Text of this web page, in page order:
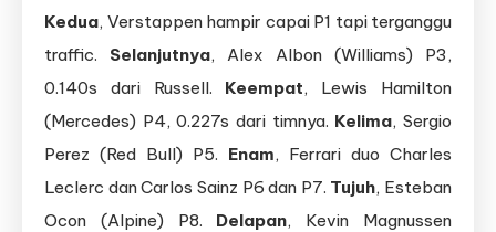
Kedua, Verstappen hampir capai P1 tapi terganggu
traffic. Selanjutnya, Alex Albon (Williams) P3,
0.140s dari Russell. Keempat, Lewis Hamilton
(Mercedes) P4, 0.227s dari timnya. Kelima, Sergio
Perez (Red Bull) P5. Enam, Ferrari duo Charles
Leclerc dan Carlos Sainz P6 dan P7. Tujuh, Esteban
Ocon (Alpine) P8. Delapan, Kevin Magnussen